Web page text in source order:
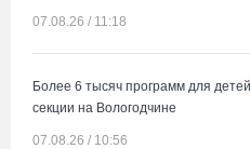
07.08.26 / 11:18
Более 6 тысяч программ для
секции на Вологодчине
07.08.26 / 10:56